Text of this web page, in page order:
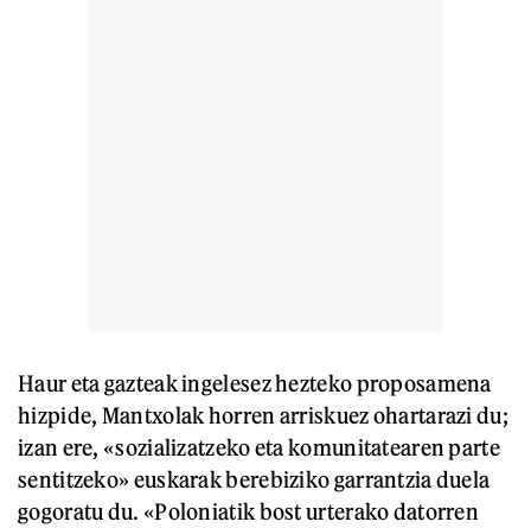
Haur eta gazteak ingelesez hezteko proposamena
hizpide, Mantxolak horren arriskuez ohartarazi du;
izan ere, «sozializatzeko eta komunitatearen parte
sentitzeko» euskarak berebiziko garrantzia duela
gogoratu du. «Poloniatik bost urterako datorren